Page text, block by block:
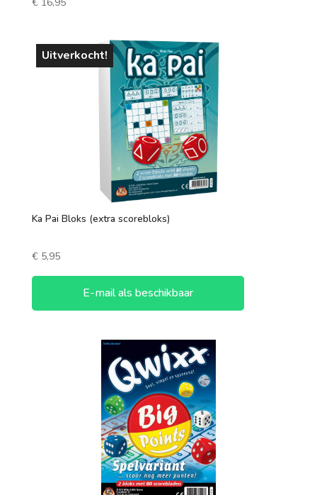
Uitverkocht!
Ka Pai Bloks (extra scorebloks)
€5,95
E-mail als beschikbaar